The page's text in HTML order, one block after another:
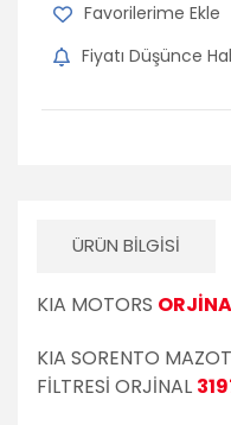
Fiyatı Düşünce
ÜRÜN BILGISI
KIA MOTORS
KIA SORENTO MAZOT
FİLTRESİ ORJİNAL